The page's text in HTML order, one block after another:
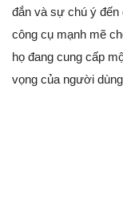
đắn và sự chú ý đến
công cụ mạnh mẽ
họ đang cung cấp
vọng của người